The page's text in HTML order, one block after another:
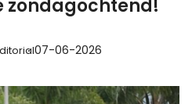
07-06-2026